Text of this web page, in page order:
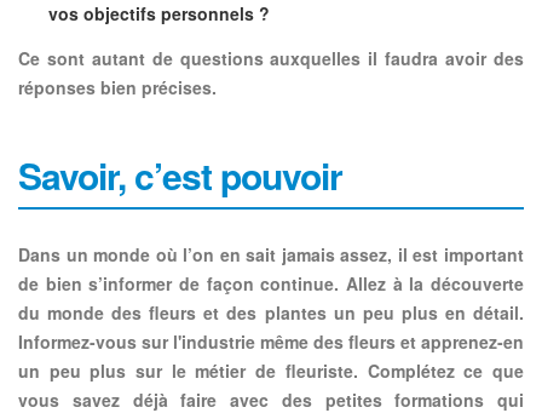
vos objectifs personnels ?
Ce sont autant de questions auxquelles il faudra avoir des
réponses bien précises.
Savoir, c’est pouvoir
Dans un monde où l’on en sait jamais assez, il est important
de bien s’informer de façon continue. Allez à la découverte
du monde des fleurs et des plantes un peu plus en détail.
Informez-vous sur l'industrie même des fleurs et apprenez-en
un peu plus sur le métier de fleuriste. Complétez ce que
vous savez déjà faire avec des petites formations qui